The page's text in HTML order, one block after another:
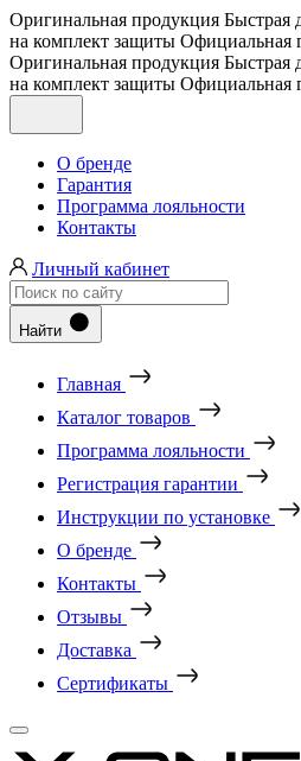
Оригинальная продукция Быстрая
на комплект защиты Официальная
Оригинальная продукция Быстрая
на комплект защиты Официальная
О бренде
Гарантия
Программа лояльности
Контакты
Личный кабинет
Найти
Главная
Каталог товаров
Программа лояльности
Регистрация гарантии
Инструкции по установке
О бренде
Контакты
Отзывы
Доставка
Сертификаты